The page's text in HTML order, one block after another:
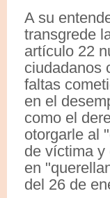
A su
transgrede
artículo 22
ciudadanos
faltas
en el
como el
otorgarle al
de víctima y
en
del 26 de